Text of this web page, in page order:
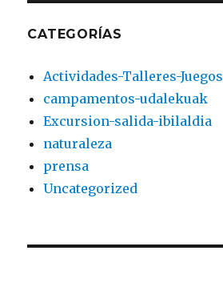
CATEGORÍAS
Actividades-Talleres-Juegos
campamentos-udalekuak
Excursion-salida-ibilaldia
naturaleza
prensa
Uncategorized